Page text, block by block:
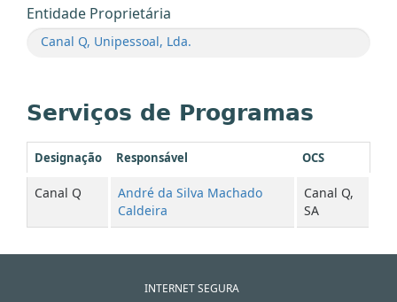
Entidade Proprietária
Canal Q, Unipessoal, Lda.
Serviços de Programas
Designação Responsável OCS
Canal Q
André da Silva Machado
Caldeira
Canal Q,
SA
INTERNET SEGURA